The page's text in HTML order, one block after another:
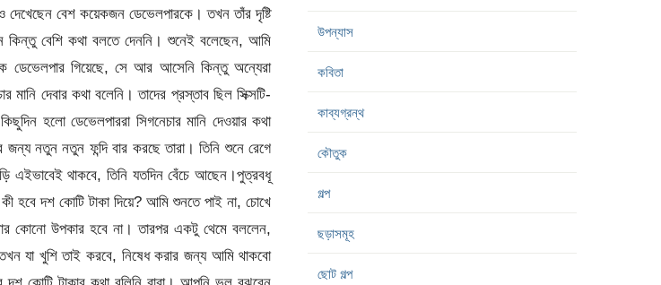
উপন্যাস
কবিতা
কাব্যগ্রন্থ
কৌতুক
গল্প
ছড়াসমূহ
ছোট গল্প